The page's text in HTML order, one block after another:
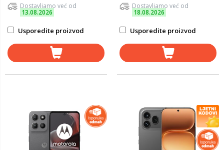
Dostavljamo već od
13.08.2026
Usporedite proizvod
Dostavljamo već od
18.08.2026
Usporedite proizvod